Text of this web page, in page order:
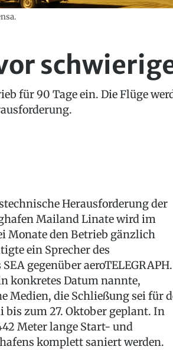
für 90 Tage ein. Die Flüge
Herausforderung der
Mailand Linate wird im
Monate den Betrieb gänzlich
ein Sprecher des
gegenüber aeroTELEGRAPH.
konkretes Datum nannte,
Medien, die Schließung sei für
bis zum 27. Oktober geplant. In
Meter lange Start- und
komplett saniert werden.